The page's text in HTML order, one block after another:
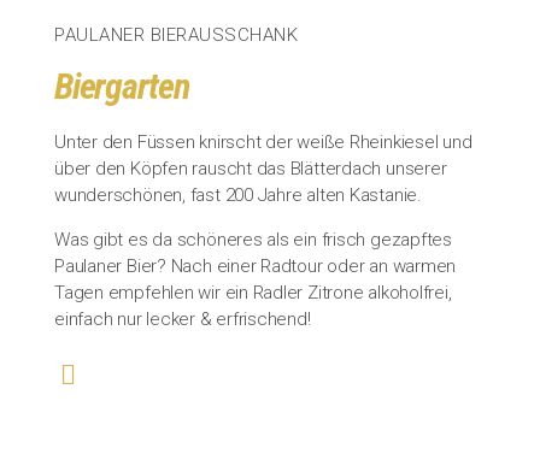
PAULANER BIERAUSSCHANK
Biergarten
Unter den Füssen knirscht der weiße Rheinkiesel und
über den Köpfen rauscht das Blätterdach unserer
wunderschönen, fast 200 Jahre alten Kastanie.
Was gibt es da schöneres als ein frisch gezapftes
Paulaner Bier? Nach einer Radtour oder an warmen
Tagen empfehlen wir ein Radler Zitrone alkoholfrei,
einfach nur lecker & erfrischend!